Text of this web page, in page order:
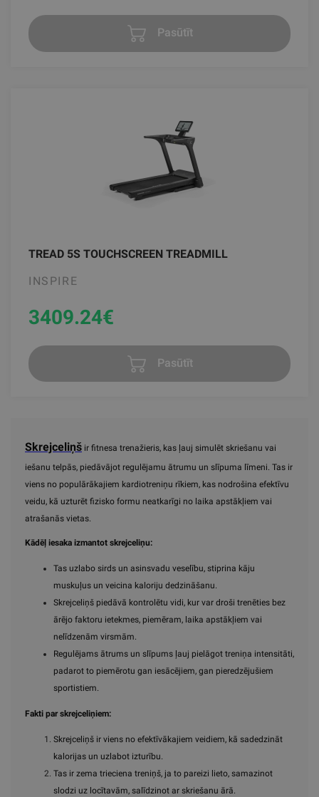
Pasūtīt
TREAD 5S TOUCHSCREEN TREADMILL
INSPIRE
3409.24€
Pasūtīt
Skrejceliņš ir fitnesa trenažieris, kas ļauj simulēt skriešanu vai
iešanu telpās, piedāvājot regulējamu ātrumu un slīpuma līmeni. Tas ir
viens no populārākajiem kardiotreniņu rīkiem, kas nodrošina efektīvu
veidu, kā uzturēt fizisko formu neatkarīgi no laika apstākļiem vai
atrašanās vietas.
Kādēļ iesaka izmantot skrejceliņu:
Tas uzlabo sirds un asinsvadu veselību, stiprina kāju
muskuļus un veicina kaloriju dedzināšanu.
Skrejceliņš piedāvā kontrolētu vidi, kur var droši trenēties bez
ārējo faktoru ietekmes, piemēram, laika apstākļiem vai
nelīdzenām virsmām.
Regulējams ātrums un slīpums ļauj pielāgot treniņa intensitāti,
padarot to piemērotu gan iesācējiem, gan pieredzējušiem
sportistiem.
Fakti par skrejceliņiem:
Skrejceliņš ir viens no efektīvākajiem veidiem, kā sadedzināt
kalorijas un uzlabot izturību.
Tas ir zema trieciena treniņš, ja to pareizi lieto, samazinot
slodzi uz locītavām, salīdzinot ar skriešanu ārā.